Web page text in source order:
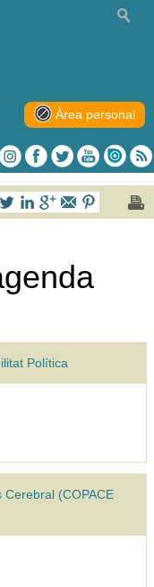
Àrea personal
Política
(COPACE